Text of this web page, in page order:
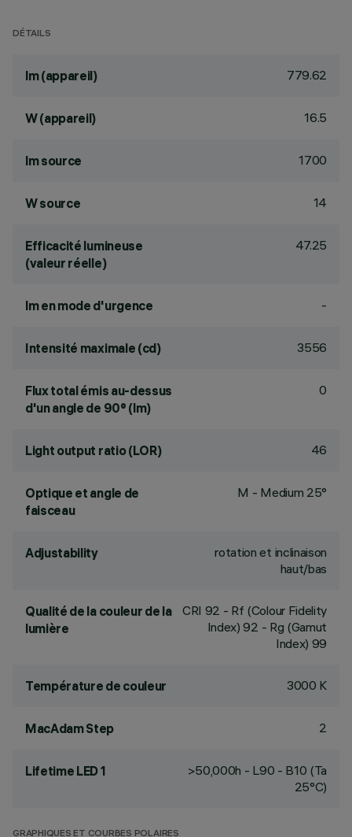
DÉTAILS
lm (appareil) 779.62
W (appareil) 16.5
lm source 1700
W source 14
Efficacité lumineuse
(valeur réelle)
47.25
lm en mode d'urgence -
Intensité maximale (cd) 3556
Flux total émis au-dessus
d'un angle de 90° (lm)
0
Light output ratio (LOR) 46
Optique et angle de
faisceau
M - Medium 25°
Adjustability
rotation et inclinaison
haut/bas
Qualité de la couleur de la
lumière
CRI 92 - Rf (Colour Fidelity
Index) 92 - Rg (Gamut
Index) 99
Température de couleur 3000 K
MacAdam Step 2
Lifetime LED 1
>50,000h - L90 - B10 (Ta
25°C)
GRAPHIQUES ET COURBES POLAIRES